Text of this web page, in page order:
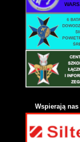
Wspierają nas